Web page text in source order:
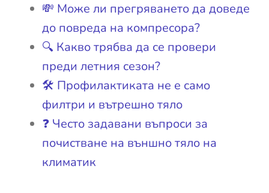
💸 Може ли прегряването да доведе
до повреда на компресора?
🔍 Какво трябва да се провери
преди летния сезон?
🛠️ Профилактиката не е само
филтри и вътрешно тяло
❓ Често задавани въпроси за
почистване на външно тяло на
климатик